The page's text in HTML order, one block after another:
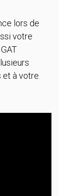
lors de
votre
et à votre